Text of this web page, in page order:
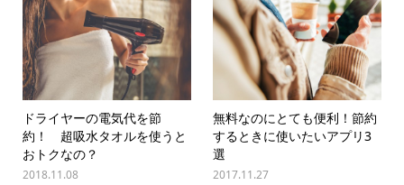
ドライヤーの電気代を節
約！ 超吸水タオルを使うと
おトクなの？
2018.11.08
無料なのにとても便利！節約
するときに使いたいアプリ3
選
2017.11.27